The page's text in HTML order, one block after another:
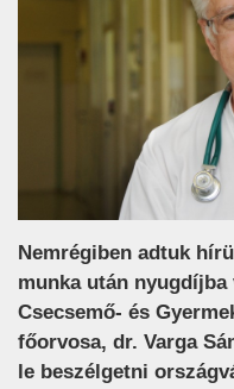
Nemrégiben adtuk
munka után
Csecsemő- és
főorvosa, dr. Varga
le beszélgetni